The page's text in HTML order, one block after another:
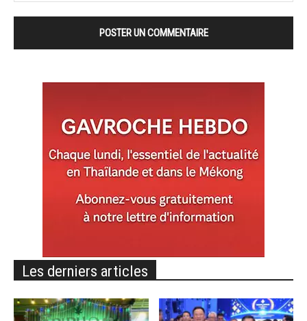
Les derniers articles